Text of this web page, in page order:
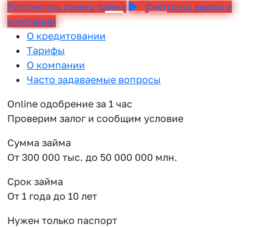
Рассчитать сумму займа
Смотреть видео о
компании
О кредитовании
Тарифы
О компании
Часто задаваемые вопросы
Online одобрение за 1 час
Проверим залог и сообщим условие
Сумма займа
От 300 000 тыс. до 50 000 000 млн.
Срок займа
От 1 года до 10 лет
Нужен только паспорт